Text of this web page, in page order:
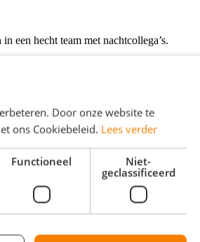
een hecht team met nachtcollega’s.
Door onze website te
ons Cookiebeleid. Lees verder
Functioneel
Niet-
geclassificeerd